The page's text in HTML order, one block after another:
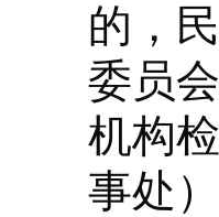
的，
委员
机构
事处